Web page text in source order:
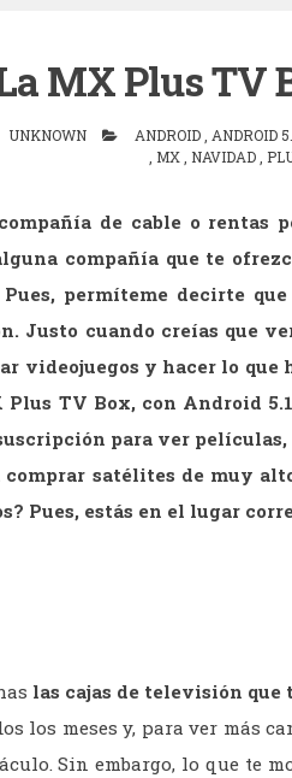
MX Plus TV
UNKNOWN ANDROID ANDROID
MX NAVIDAD
de cable o rentas
compañía que te
Pues, permíteme decirte
Justo cuando creías que
videojuegos y hacer lo
TV Box, con Android
para ver
comprar satélites de muy
Pues, estás en el lugar
las cajas de televisión que
los meses y, para ver más
Sin embargo, lo que te